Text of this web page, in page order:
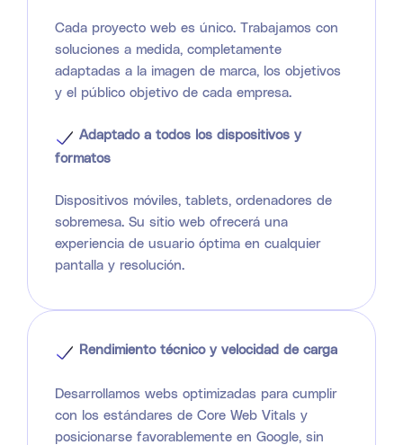
Cada proyecto web es único. Trabajamos con
soluciones a medida, completamente
adaptadas a la imagen de marca, los objetivos
y el público objetivo de cada empresa.
Adaptado a todos los dispositivos y
formatos
Dispositivos móviles, tablets, ordenadores de
sobremesa. Su sitio web ofrecerá una
experiencia de usuario óptima en cualquier
pantalla y resolución.
Rendimiento técnico y velocidad de carga
Desarrollamos webs optimizadas para cumplir
con los estándares de Core Web Vitals y
posicionarse favorablemente en Google, sin